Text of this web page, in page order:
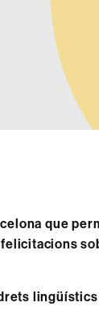
que
lingüístics